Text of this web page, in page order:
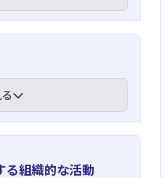
いては、職員の
念研修・法人内
ーが役割を示
有しています
法人の理念を
する期待、運動
見を受け止めな
新しています。
日常の会話や
方から把握し、
分の考えを出
ながら保育を
な要素として受
て、行事の整理
体で共有してい
として守るべ
業規則を整備
4月の理念研修
長の「私の哲
立ちや考え方
また、園長は対
安定に向けて、
的に対策してい
スの定員割れ
る組織的な活動